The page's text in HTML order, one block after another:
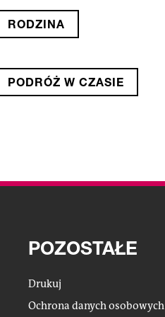
RODZINA
PODRÓŻ W CZASIE
POZOSTAŁE
Drukuj
Ochrona danych osobowych